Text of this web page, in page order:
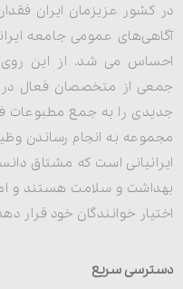
در کشور عزیزمان ایران
آگاهی‌های عمومی جامعه
احساس می شد. از این روی
جمعی از متخصصان فعال در
جدیدی را به جمع مطبوعات
مجموعه به انجام رساندن
ایرانیانی است که مشتاق
بهداشت و سلامت هستند و
اختیار خوانندگان خود قرار
دسترسی سریع